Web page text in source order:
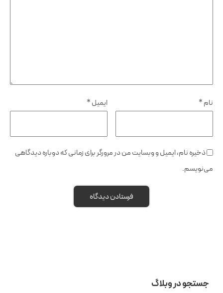
نام* ایمیل*
ذخیره نام، ایمیل و وبسایت من در مرورگر برای زمانی که دوباره دیدگاهی
می‌نویسم.
جستجو در وبلاگ